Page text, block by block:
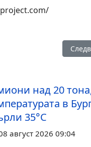
за кърмачки
над 20
в
35°С
август 2026 09:04